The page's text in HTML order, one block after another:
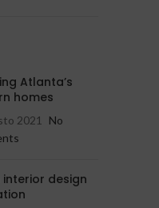
Atlanta’s
homes
2021
No
interior design